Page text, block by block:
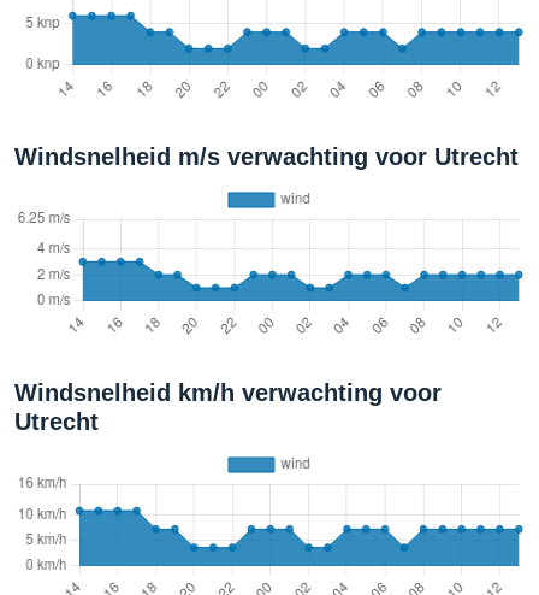
Windsnelheid m/s verwachting voor Utrecht
Windsnelheid km/h verwachting voor
Utrecht